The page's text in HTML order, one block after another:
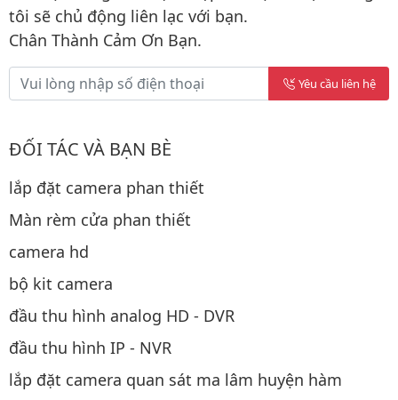
tôi sẽ chủ động liên lạc với bạn.
Chân Thành Cảm Ơn Bạn.
Yêu cầu liên hệ
ĐỐI TÁC VÀ BẠN BÈ
lắp đặt camera phan thiết
Màn rèm cửa phan thiết
camera hd
bộ kit camera
đầu thu hình analog HD - DVR
đầu thu hình IP - NVR
lắp đặt camera quan sát ma lâm huyện hàm